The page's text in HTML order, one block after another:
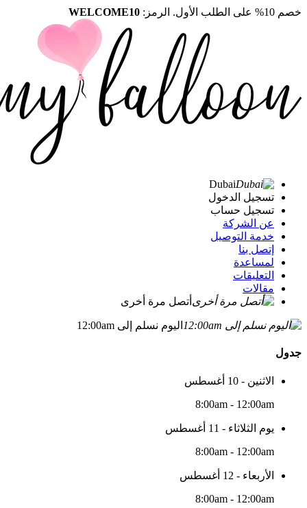
خصم 10% على الطلب الأول. الرمز: WELCOME10
Dubai
تسجيل الدخول
تسجيل حساب
عن الشركة
خدمة التوصيل
إتصل بنا
لمساعدة
التعليقات
مقالات
أتصل مرة أخرى
اليوم نسلم إلى 12:00am
جدول
الاثنين - 10 أغسطس
8:00am - 12:00am
يوم الثلاثاء - 11 أغسطس
8:00am - 12:00am
الأربعاء - 12 أغسطس
8:00am - 12:00am